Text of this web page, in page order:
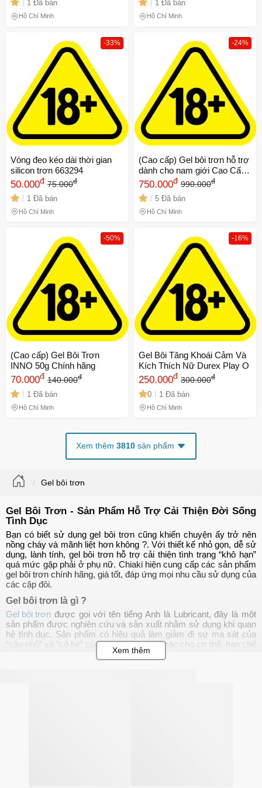
1 Đã bán
Hồ Chí Minh
1 Đã bán
Hồ Chí Minh
-33%
Vòng đeo kéo dài thời gian
silicon trơn 663294
50.000đ 75.000đ
1 Đã bán
Hồ Chí Minh
-24%
(Cao cấp) Gel bôi trơn hỗ trợ
dành cho nam giới Cao Cấp
Nhập Khẩu - Promescent
2.6ml Chính hãng
750.000đ 990.000đ
5 Đã bán
Hồ Chí Minh
-50%
(Cao cấp) Gel Bôi Trơn
INNO 50g Chính hãng
70.000đ 140.000đ
1 Đã bán
Hồ Chí Minh
-16%
Gel Bôi Tăng Khoái Cảm Và
Kích Thích Nữ Durex Play O
250.000đ 300.000đ
0 1 Đã bán
Hồ Chí Minh
Xem thêm 3810 sản phẩm
Gel bôi trơn
Gel Bôi Trơn - Sản Phẩm Hỗ Trợ Cải Thiện Đời Sống
Tình Dục
Bạn có biết sử dụng gel bôi trơn cũng khiến chuyện ấy trở nên
nồng cháy và mãnh liệt hơn không ?. Với thiết kế nhỏ gọn, dễ sử
dụng, lành tính, gel bôi trơn hỗ trợ cải thiện tình trạng “khô hạn”
quá mức gặp phải ở phụ nữ. Chiaki hiện cung cấp các sản phẩm
gel bôi trơn chính hãng, giá tốt, đáp ứng mọi nhu cầu sử dụng của
các cặp đôi.
Gel bôi trơn là gì ?
Gel bôi trơn được gọi với tên tiếng Anh là Lubricant, đây là một
sản phẩm được nghiên cứu và sản xuất nhằm sử dụng khi quan
hệ tình dục. Sản phẩm có hiệu quả làm giảm đi sự ma sát của
“cậu nhỏ” và “cô bé” cùng với các phần khác cho cơ thể, hạn chế
tối đa việc khô cạn gây đau rát khi “lâm trận”.